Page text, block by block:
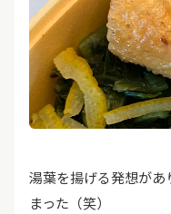
湯葉を揚げる発想が
まった（笑）